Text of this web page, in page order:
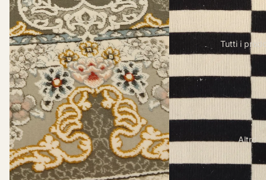
Tutti i
Altro